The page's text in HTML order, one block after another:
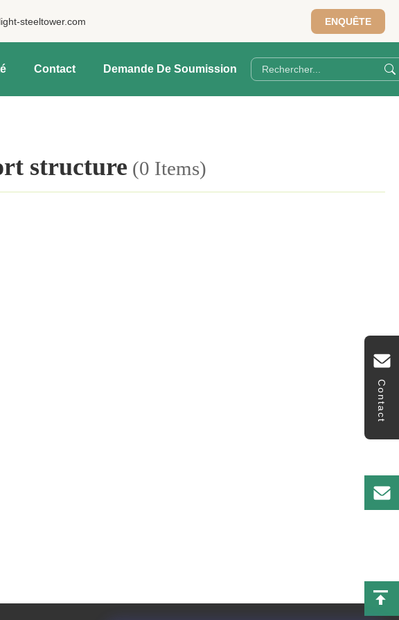
steeltower.com ENQUÊTE
Contact Demande De Soumission
Contact
structure (0 Items)